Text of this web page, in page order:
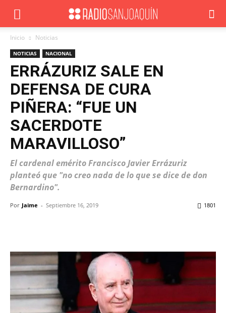
Inicio Noticias
NOTICIAS NACIONAL
ERRÁZURIZ SALE EN
DEFENSA DE CURA
PIÑERA: “FUE UN
SACERDOTE
MARAVILLOSO”
El cardenal emérito Francisco Javier Errázuriz
planteó que "no creo nada de lo que se dice de don
Bernardino".
Por Jaime - Septiembre 16, 2019 1801